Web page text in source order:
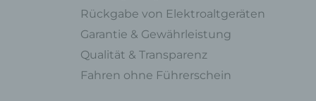
Rückgabe von Elektroaltgeräten
Garantie & Gewährleistung
Qualität & Transparenz
Fahren ohne Führerschein